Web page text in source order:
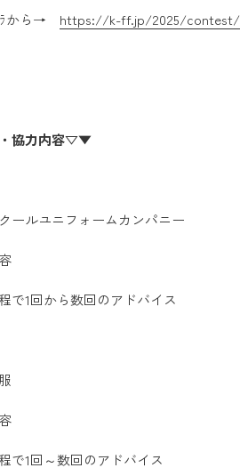
ﾗから→ https://k-ff.jp/2025/contest/
協力内容▽▼
ールユニフォームカンパニー
で1回から数回のアドバイス
で1回～数回のアドバイス